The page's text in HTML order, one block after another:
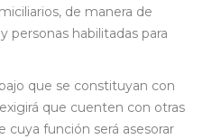
de manera de
personas habilitadas para
que se constituyan con
que cuenten con otras
cuya función será asesorar